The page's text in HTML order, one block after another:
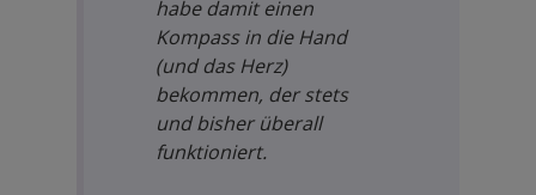
habe damit einen
Kompass in die Hand
(und das Herz)
bekommen, der stets
und bisher überall
funktioniert.